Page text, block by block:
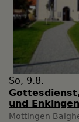
So, 9.8.
und Enkingen
Möttingen-